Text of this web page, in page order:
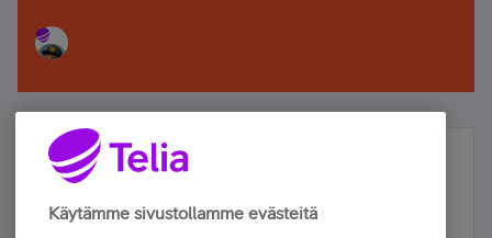
Älä jää paitsi – osallistu ja voita!
Tilaa Telian uutiskirje ja olet mukana arvonnassa.
Käytämme sivustollamme evästeitä